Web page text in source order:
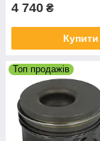
4 740 ₴
Купити
Топ продажів